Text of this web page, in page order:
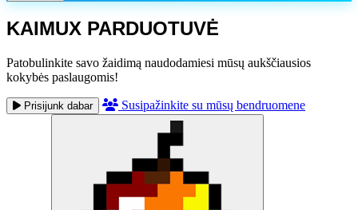
KAIMUX PARDUOTUVĖ
Patobulinkite savo žaidimą naudodamiesi mūsų aukščiausios
kokybės paslaugomis!
Prisijunk dabar Susipažinkite su mūsų bendruomene